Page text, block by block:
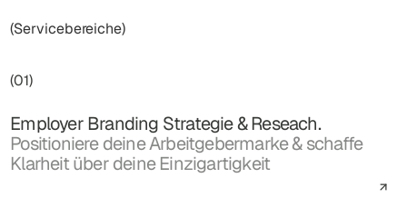
(Servicebereiche)
(01)
Employer Branding Strategie & Reseach.
Positioniere deine Arbeitgebermarke & schaffe
Klarheit über deine Einzigartigkeit